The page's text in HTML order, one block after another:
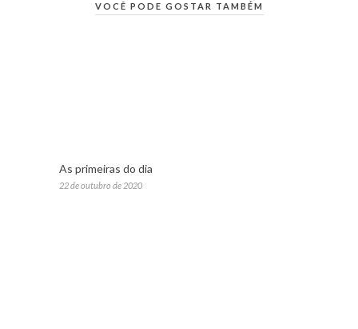
VOCÊ PODE GOSTAR TAMBÉM
As primeiras do dia
22 de outubro de 2020